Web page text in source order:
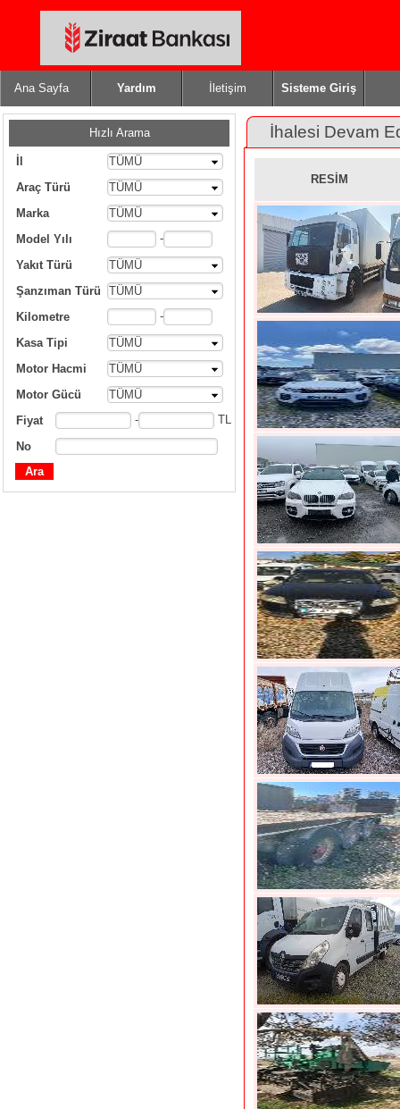
Ana Sayfa Yardım İletişim Sisteme Giriş
Hızlı Arama
TÜMÜ
Araç Türü
TÜMÜ
Marka
TÜMÜ
Model Yılı
-
Yakıt Türü
TÜMÜ
Şanzıman Türü
TÜMÜ
Kilometre
-
Kasa Tipi
TÜMÜ
Motor Hacmi
TÜMÜ
Motor Gücü
TÜMÜ
Fiyat
- TL
No
İhalesi Devam
RESİM